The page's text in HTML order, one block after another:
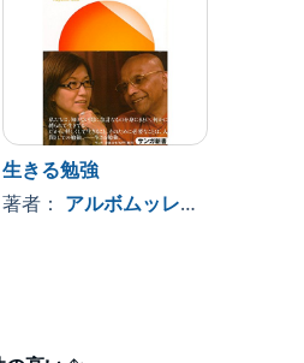
生きる勉強
著者： アルボムッレ・スマナサーラ